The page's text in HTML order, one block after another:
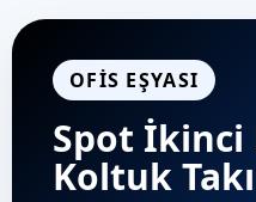
OFIS EŞYASI
Spot İkinci
Koltuk